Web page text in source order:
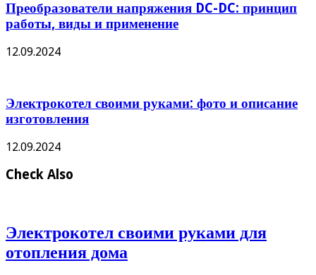
Преобразователи напряжения DC-DC: принцип
работы, виды и применение
12.09.2024
Электрокотел своими руками: фото и описание
изготовления
12.09.2024
Check Also
Электрокотел своими руками для
отопления дома